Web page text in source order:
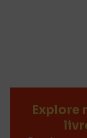
Explore